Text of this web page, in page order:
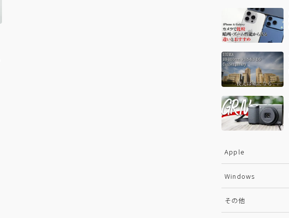
Apple
Windows
その他